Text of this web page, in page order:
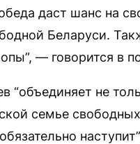
даст шанс на
Беларуси.
— говорится в
“объединяет не
семье